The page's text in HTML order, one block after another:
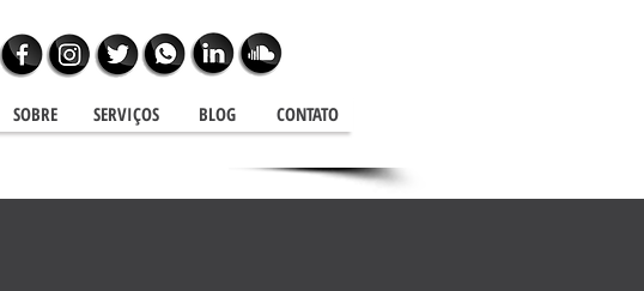
SOBRE SERVIÇOS BLOG CONTATO